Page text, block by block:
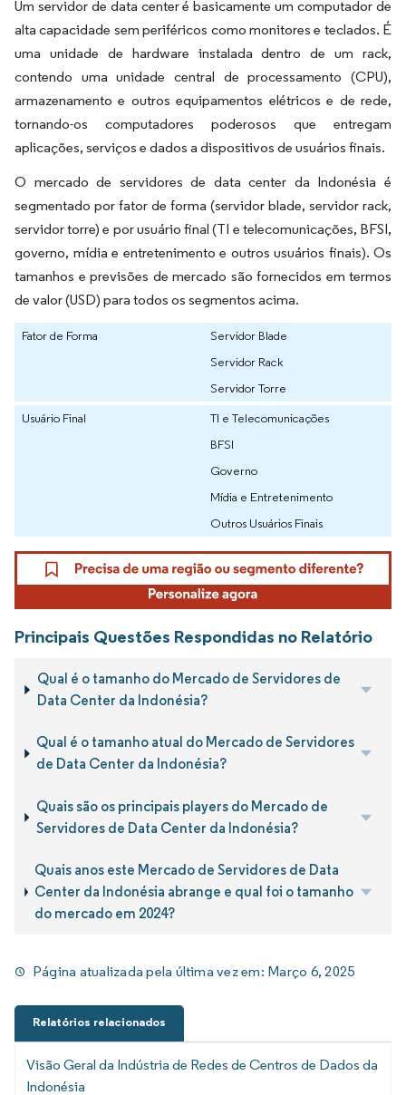
Um servidor de data center é basicamente um computador de
alta capacidade sem periféricos como monitores e teclados. É
uma unidade de hardware instalada dentro de um rack,
contendo uma unidade central de processamento (CPU),
armazenamento e outros equipamentos elétricos e de rede,
tornando-os computadores poderosos que entregam
aplicações, serviços e dados a dispositivos de usuários finais.
O mercado de servidores de data center da Indonésia é
segmentado por fator de forma (servidor blade, servidor rack,
servidor torre) e por usuário final (TI e telecomunicações, BFSI,
governo, mídia e entretenimento e outros usuários finais). Os
tamanhos e previsões de mercado são fornecidos em termos
de valor (USD) para todos os segmentos acima.
Fator de Forma
Servidor Blade
Servidor Rack
Servidor Torre
Usuário Final
TI e Telecomunicações
BFSI
Governo
Mídia e Entretenimento
Outros Usuários Finais
Principais Questões Respondidas no Relatório
Qual é o tamanho do Mercado de Servidores de
Data Center da Indonésia?
Qual é o tamanho atual do Mercado de Servidores
de Data Center da Indonésia?
Quais são os principais players do Mercado de
Servidores de Data Center da Indonésia?
Quais anos este Mercado de Servidores de Data
Center da Indonésia abrange e qual foi o tamanho
do mercado em 2024?
Página atualizada pela última vez em: Março 6, 2025
Relatórios relacionados
Visão Geral da Indústria de Redes de Centros de Dados da
Indonésia